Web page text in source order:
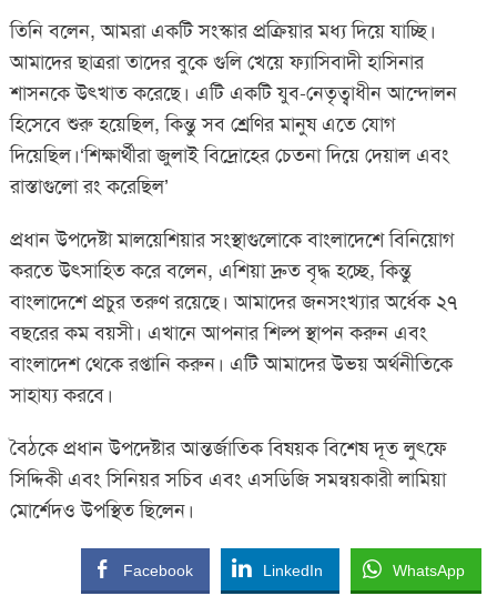
তিনি বলেন, আমরা একটি সংস্কার প্রক্রিয়ার মধ্য দিয়ে যাচ্ছি।
আমাদের ছাত্ররা তাদের বুকে গুলি খেয়ে ফ্যাসিবাদী হাসিনার
শাসনকে উৎখাত করেছে। এটি একটি যুব-নেতৃত্বাধীন আন্দোলন
হিসেবে শুরু হয়েছিল, কিন্তু সব শ্রেণির মানুষ এতে যোগ
দিয়েছিল।‘শিক্ষার্থীরা জুলাই বিদ্রোহের চেতনা দিয়ে দেয়াল এবং
রাস্তাগুলো রং করেছিল’
প্রধান উপদেষ্টা মালয়েশিয়ার সংস্থাগুলোকে বাংলাদেশে বিনিয়োগ
করতে উৎসাহিত করে বলেন, এশিয়া দ্রুত বৃদ্ধ হচ্ছে, কিন্তু
বাংলাদেশে প্রচুর তরুণ রয়েছে। আমাদের জনসংখ্যার অর্ধেক ২৭
বছরের কম বয়সী। এখানে আপনার শিল্প স্থাপন করুন এবং
বাংলাদেশ থেকে রপ্তানি করুন। এটি আমাদের উভয় অর্থনীতিকে
সাহায্য করবে।
বৈঠকে প্রধান উপদেষ্টার আন্তর্জাতিক বিষয়ক বিশেষ দূত লুৎফে
সিদ্দিকী এবং সিনিয়র সচিব এবং এসডিজি সমন্বয়কারী লামিয়া
মোর্শেদও উপস্থিত ছিলেন।
Facebook LinkedIn WhatsApp